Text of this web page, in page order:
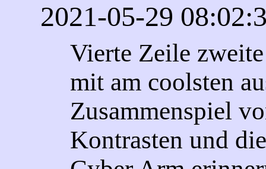
2021-05-29
Vierte Zeile
mit am coolsten
Zusammenspiel
Kontrasten und